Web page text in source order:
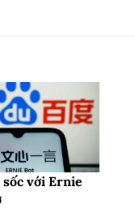
sốc với Ernie